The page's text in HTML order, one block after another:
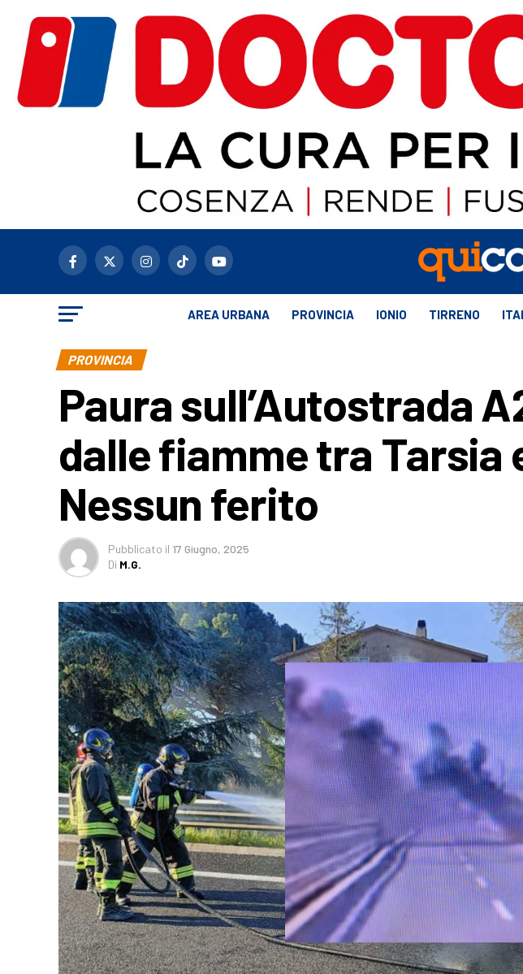
AREA URBANA PROVINCIA IONIO TIRRENO
PROVINCIA
Paura sull’Autostrada
dalle fiamme tra Tarsia
Nessun ferito
Pubblicato il 17 Giugno, 2025
Di M.G.